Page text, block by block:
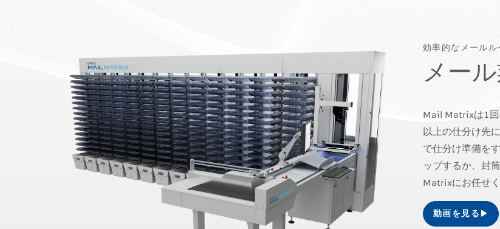
効率的なメールル
メー
Mail Matrixは1回
以上の仕分け先
で仕分け準備を
ップするか、封
Matrixにお任せく
動画を見る